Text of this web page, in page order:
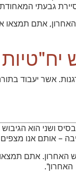
גבעתי
אתם
אשר יעבוד
ושני הוא
– אותם אנו
האחרון. אתם
האחרון".